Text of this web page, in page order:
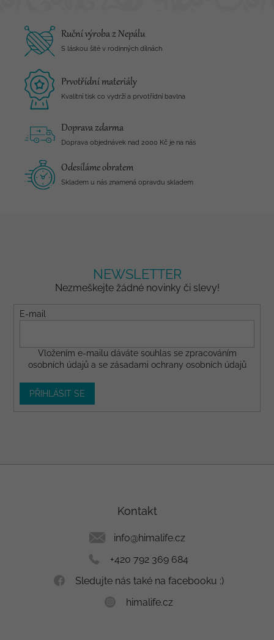
Ruční výroba z Nepálu
S láskou šité v rodinných dílnách
Prvotřídní materiály
Kvalitní tisk co vydrží a prvotřídní bavlna
Doprava zdarma
Doprava objednávek nad 2000 Kč je na nás
Odesíláme obratem
Skladem u nás znamená opravdu skladem
NEWSLETTER
Nezmeškejte žádné novinky či slevy!
E-mail
Vložením e-mailu dáváte souhlas se zpracováním
osobních údajů a se zásadami ochrany osobních údajů
PŘIHLÁSIT SE
Kontakt
info@himalife.cz
+420 792 369 684
Sledujte nás také na facebooku :)
himalife.cz